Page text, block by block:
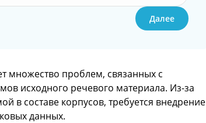
Далее
множество проблем, связанных с
исходного речевого материала. Из-за
составе корпусов, требуется внедрение
данных.